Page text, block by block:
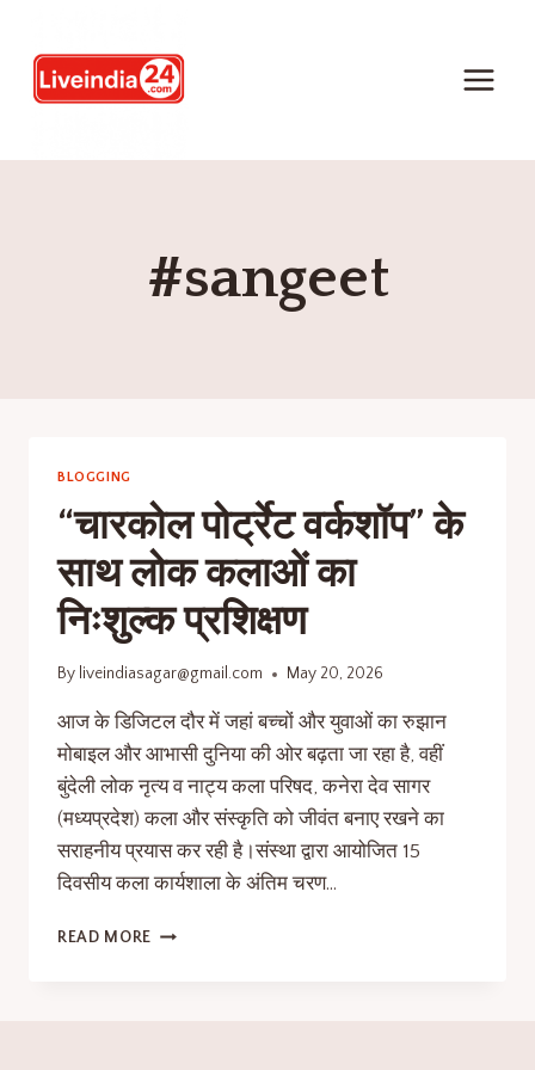
#sangeet
BLOGGING
“चारकोल पोर्ट्रेट वर्कशॉप” के
साथ लोक कलाओं का
निःशुल्क प्रशिक्षण
By liveindiasagar@gmail.com May 20, 2026
आज के डिजिटल दौर में जहां बच्चों और युवाओं का रुझान
मोबाइल और आभासी दुनिया की ओर बढ़ता जा रहा है, वहीं
बुंदेली लोक नृत्य व नाट्य कला परिषद, कनेरा देव सागर
(मध्यप्रदेश) कला और संस्कृति को जीवंत बनाए रखने का
सराहनीय प्रयास कर रही है।संस्था द्वारा आयोजित 15
दिवसीय कला कार्यशाला के अंतिम चरण…
READ MORE